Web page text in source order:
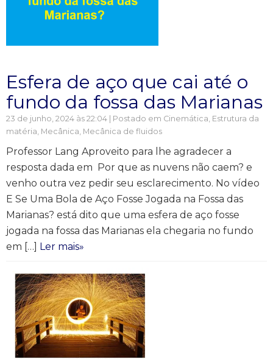
Esfera de aço que cai até o
fundo da fossa das Marianas
23 de junho, 2024 às 22:04 | Postado em Cinemática, Estrutura da
matéria, Mecânica, Mecânica de fluidos
Professor Lang Aproveito para lhe agradecer a
resposta dada em Por que as nuvens não caem? e
venho outra vez pedir seu esclarecimento. No vídeo
E Se Uma Bola de Aço Fosse Jogada na Fossa das
Marianas? está dito que uma esfera de aço fosse
jogada na fossa das Marianas ela chegaria no fundo
em […] Ler mais»